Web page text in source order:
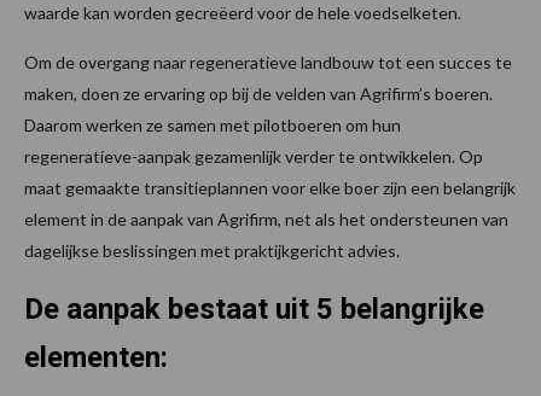
waarde kan worden gecreëerd voor de hele voedselketen.
Om de overgang naar regeneratieve landbouw tot een succes te
maken, doen ze ervaring op bij de velden van Agrifirm’s boeren.
Daarom werken ze samen met pilotboeren om hun
regeneratieve-aanpak gezamenlijk verder te ontwikkelen. Op
maat gemaakte transitieplannen voor elke boer zijn een belangrijk
element in de aanpak van Agrifirm, net als het ondersteunen van
dagelijkse beslissingen met praktijkgericht advies.
De aanpak bestaat uit 5 belangrijke
elementen: